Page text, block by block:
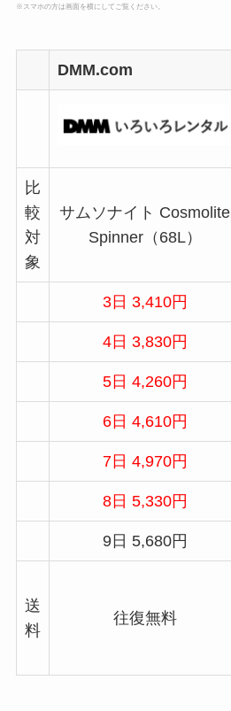
※スマホの方は画面を横にしてご覧ください。
DMM.com
比
較
対
象
サムソナイト Cosmolite
Spinner（68L）
3日 3,410円
4日 3,830円
5日 4,260円
6日 4,610円
7日 4,970円
8日 5,330円
9日 5,680円
送
料
往復無料